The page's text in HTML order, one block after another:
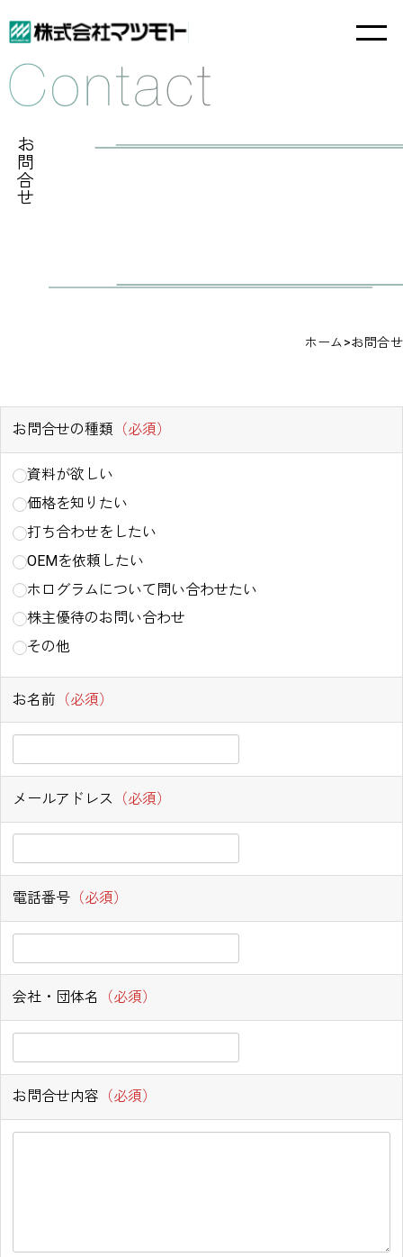
お問合せ
ホーム >お問合せ
お問合せの種類 （必須）
資料が欲しい
価格を知りたい
打ち合わせをしたい
OEMを依頼したい
ホログラムについて問い合わせたい
株主優待のお問い合わせ
その他
お名前 （必須）
メールアドレス （必須）
電話番号（必須）
会社・団体名 （必須）
お問合せ内容 （必須）